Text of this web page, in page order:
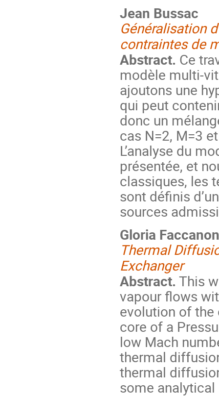
Jean Bussac
Généralisation
contraintes de
Abstract. Ce
modèle multi-
ajoutons une
qui peut
donc un
cas N=2, M=3
L’analyse du
présentée, et
classiques, les
sont définis
sources
Gloria
Thermal
Exchanger
Abstract. This
vapour flows
evolution of the
core of a
low Mach
thermal
thermal
some